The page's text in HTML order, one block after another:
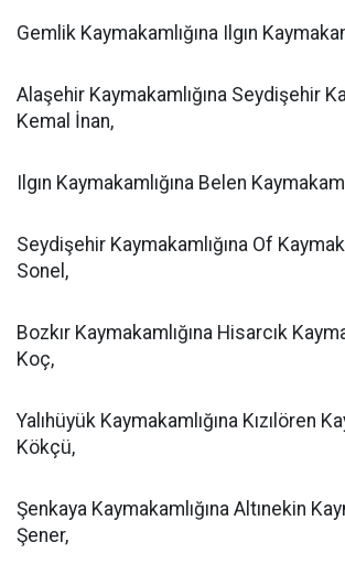
Gemlik Kaymakamlığına Ilgın
Alaşehir Kaymakamlığına Seydişehir
Kemal İnan,
Ilgın Kaymakamlığına Belen
Seydişehir Kaymakamlığına Of
Sonel,
Bozkır Kaymakamlığına Hisarcık
Koç,
Yalıhüyük Kaymakamlığına Kızılören
Kökçü,
Şenkaya Kaymakamlığına Altınekin
Şener,